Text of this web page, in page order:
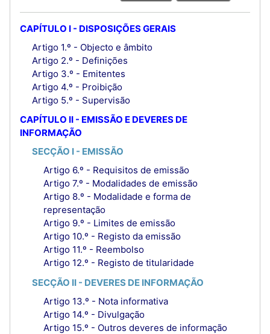
CAPÍTULO I - DISPOSIÇÕES GERAIS
Artigo 1.º - Objecto e âmbito
Artigo 2.º - Definições
Artigo 3.º - Emitentes
Artigo 4.º - Proibição
Artigo 5.º - Supervisão
CAPÍTULO II - EMISSÃO E DEVERES DE
INFORMAÇÃO
SECÇÃO I - EMISSÃO
Artigo 6.º - Requisitos de emissão
Artigo 7.º - Modalidades de emissão
Artigo 8.º - Modalidade e forma de
representação
Artigo 9.º - Limites de emissão
Artigo 10.º - Registo da emissão
Artigo 11.º - Reembolso
Artigo 12.º - Registo de titularidade
SECÇÃO II - DEVERES DE INFORMAÇÃO
Artigo 13.º - Nota informativa
Artigo 14.º - Divulgação
Artigo 15.º - Outros deveres de informação